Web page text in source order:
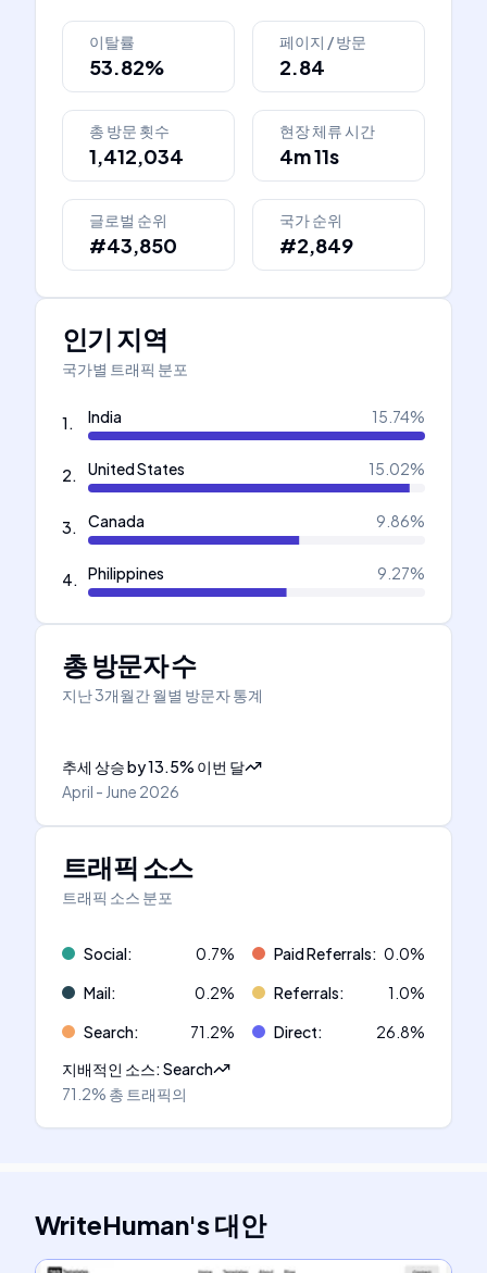
이탈률
53.82%
페이지 / 방문
2.84
총 방문 횟수
1,412,034
현장 체류 시간
4m 11s
글로벌 순위
#43,850
국가 순위
#2,849
인기 지역
국가별 트래픽 분포
1. India 15.74%
2. United States 15.02%
3. Canada 9.86%
4. Philippines 9.27%
총 방문자 수
지난 3개월간 월별 방문자 통계
추세 상승by13.5% 이번 달
April - June 2026
트래픽 소스
트래픽 소스 분포
Social: 0.7% Paid Referrals: 0.0%
Mail: 0.2% Referrals: 1.0%
Search: 71.2% Direct: 26.8%
지배적인 소스:Search
71.2% 총 트래픽의
WriteHuman's대안